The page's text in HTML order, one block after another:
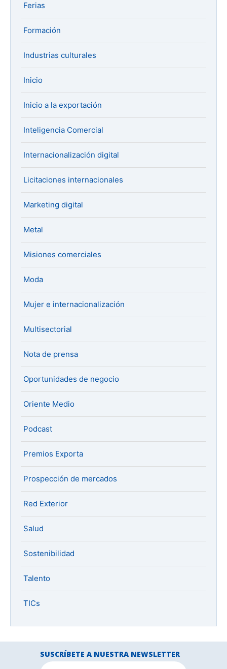
Ferias
Formación
Industrias culturales
Inicio
Inicio a la exportación
Inteligencia Comercial
Internacionalización digital
Licitaciones internacionales
Marketing digital
Metal
Misiones comerciales
Moda
Mujer e internacionalización
Multisectorial
Nota de prensa
Oportunidades de negocio
Oriente Medio
Podcast
Premios Exporta
Prospección de mercados
Red Exterior
Salud
Sostenibilidad
Talento
TICs
SUSCRÍBETE A NUESTRA NEWSLETTER